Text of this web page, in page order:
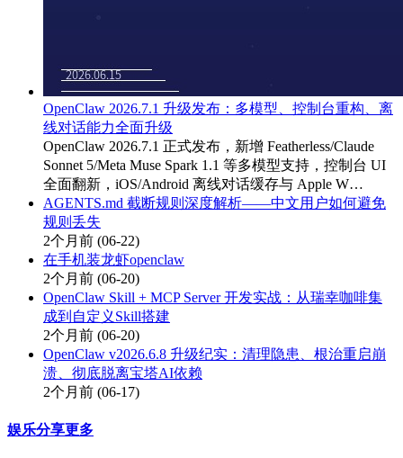
OpenClaw 2026.7.1 升级发布：多模型、控制台重构、离
线对话能力全面升级
OpenClaw 2026.7.1 正式发布，新增 Featherless/Claude
Sonnet 5/Meta Muse Spark 1.1 等多模型支持，控制台 UI
全面翻新，iOS/Android 离线对话缓存与 Apple W…
AGENTS.md 截断规则深度解析——中文用户如何避免
规则丢失
2个月前 (06-22)
在手机装龙虾openclaw
2个月前 (06-20)
OpenClaw Skill + MCP Server 开发实战：从瑞幸咖啡集
成到自定义Skill搭建
2个月前 (06-20)
OpenClaw v2026.6.8 升级纪实：清理隐患、根治重启崩
溃、彻底脱离宝塔AI依赖
2个月前 (06-17)
娱乐分享更多